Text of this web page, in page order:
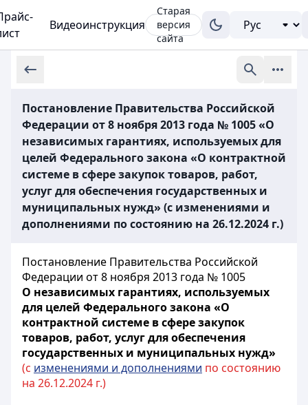
Видеоинструкция
Старая
версия
сайта
Постановление Правительства Российской
Федерации от 8 ноября 2013 года № 1005 «О
независимых гарантиях, используемых для
целей Федерального закона «О контрактной
системе в сфере закупок товаров, работ,
услуг для обеспечения государственных и
муниципальных нужд» (с изменениями и
дополнениями по состоянию на 26.12.2024 г.)
Постановление Правительства Российской
Федерации от 8 ноября 2013 года № 1005
О независимых гарантиях, используемых
для целей Федерального закона «О
контрактной системе в сфере закупок
товаров, работ, услуг для обеспечения
государственных и муниципальных нужд»
(с изменениями и дополнениями по состоянию
на 26.12.2024 г.)